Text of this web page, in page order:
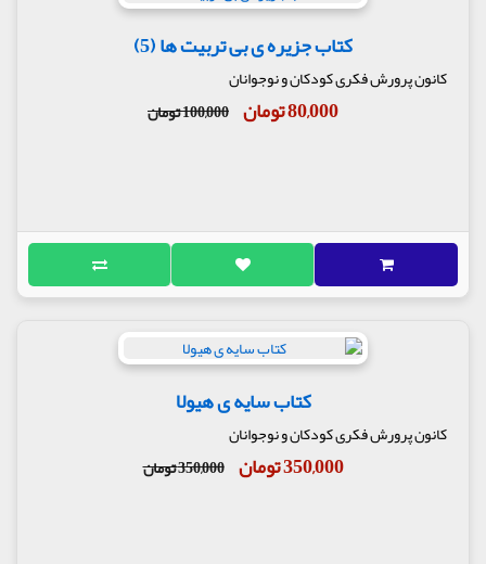
کتاب جزیره ی بی تربیت ها (5)
کانون پرورش فکری کودکان و نوجوانان
80,000 تومان 100,000 تومان
کتاب سایه ی هیولا
کانون پرورش فکری کودکان و نوجوانان
350,000 تومان 350,000 تومان